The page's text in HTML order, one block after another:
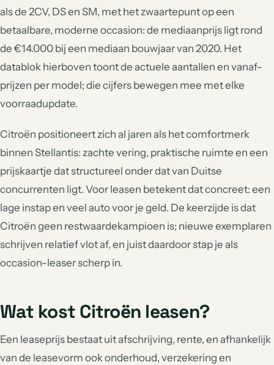
als de 2CV, DS en SM, met het zwaartepunt op een
betaalbare, moderne occasion: de mediaanprijs ligt rond
de €14.000 bij een mediaan bouwjaar van 2020. Het
datablok hierboven toont de actuele aantallen en vanaf-
prijzen per model; die cijfers bewegen mee met elke
voorraadupdate.
Citroën positioneert zich al jaren als het comfortmerk
binnen Stellantis: zachte vering, praktische ruimte en een
prijskaartje dat structureel onder dat van Duitse
concurrenten ligt. Voor leasen betekent dat concreet: een
lage instap en veel auto voor je geld. De keerzijde is dat
Citroën geen restwaardekampioen is; nieuwe exemplaren
schrijven relatief vlot af, en juist daardoor stap je als
occasion-leaser scherp in.
Wat kost Citroën leasen?
Een leaseprijs bestaat uit afschrijving, rente, en afhankelijk
van de leasevorm ook onderhoud, verzekering en